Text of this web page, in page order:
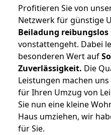
Profitieren Sie von
Netzwerk für günstige
Beiladung
vonstattengeht. Dabei
besonderen Wert auf
Zuverlässigkeit. Die
Leistungen machen
für Ihren Umzug von
Sie nun eine kleine
Haus umziehen, wir
für Sie.